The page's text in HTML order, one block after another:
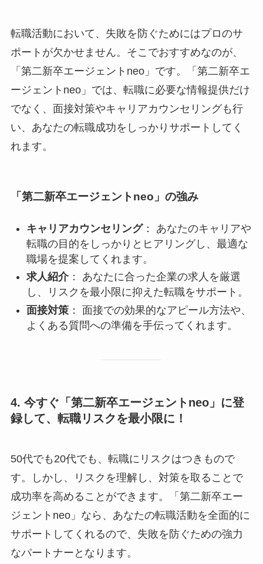
転職活動において、失敗を防ぐためにはプロのサ
ポートが欠かせません。そこでおすすめなのが、
「第二新卒エージェントneo」です。「第二新卒エ
ージェントneo」では、転職に必要な情報提供だけ
でなく、面接対策やキャリアカウンセリングも行
い、あなたの転職成功をしっかりサポートしてく
れます。
「第二新卒エージェントneo」の強み
キャリアカウンセリング： あなたのキャリアや
転職の目的をしっかりとヒアリングし、最適な
職場を提案してくれます。
求人紹介： あなたに合った企業の求人を厳選
し、リスクを最小限に抑えた転職をサポート。
面接対策： 面接での効果的なアピール方法や、
よくある質問への準備を手伝ってくれます。
4. 今すぐ「第二新卒エージェントneo」に登
録して、転職リスクを最小限に！
50代でも20代でも、転職にリスクはつきもので
す。しかし、リスクを理解し、対策を取ることで
成功率を高めることができます。「第二新卒エー
ジェントneo」なら、あなたの転職活動を全面的に
サポートしてくれるので、失敗を防ぐための強力
なパートナーとなります。